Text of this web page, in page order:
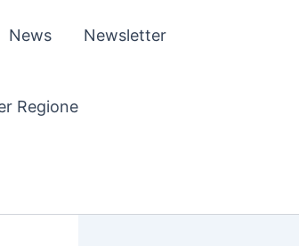
News Newsletter
Regione